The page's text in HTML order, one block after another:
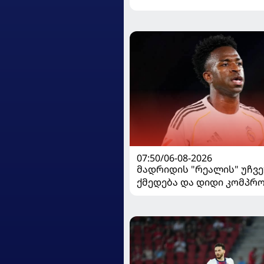
07:50/06-08-2026
მადრიდის "რეალის"
ქმედება და დიდი